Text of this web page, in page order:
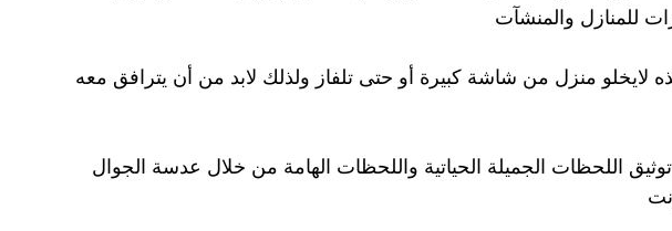
للمنازل والمنشآت
لايخلو منزل من شاشة كبيرة أو حتى تلفاز ولذلك لابد من أن يترافق معه
اللحظات الجميلة الحياتية واللحظات الهامة من خلال عدسة الجوال